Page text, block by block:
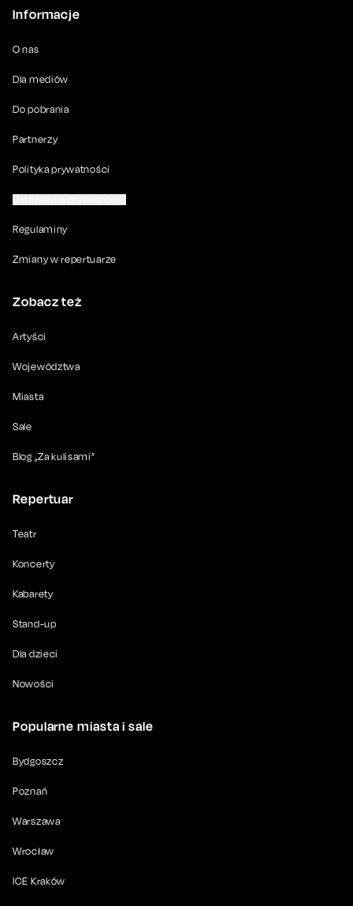
Informacje
O nas
Dla mediów
Do pobrania
Partnerzy
Polityka prywatności
Regulaminy
Zmiany w repertuarze
Zobacz też
Artyści
Województwa
Miasta
Sale
Blog „Za kulisami”
Repertuar
Teatr
Koncerty
Kabarety
Stand-up
Dla dzieci
Nowości
Popularne miasta i sale
Bydgoszcz
Poznań
Warszawa
Wrocław
ICE Kraków